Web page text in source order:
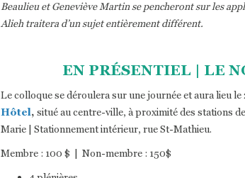
Beaulieu et Geneviève Martin se pencheront sur les
Alieh traitera d’un sujet entièrement différent.
EN PRÉSENTIEL | LE
Le colloque se déroulera sur une journée et aura lieu le
Hôtel, situé au centre-ville, à proximité des stations
Marie | Stationnement intérieur, rue St-Mathieu.
Membre : 100 $ | Non-membre : 150$